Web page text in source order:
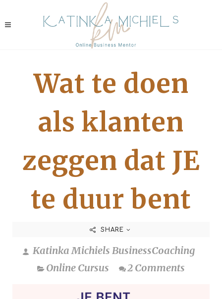
Wat te doen
als klanten
zeggen dat JE
te duur bent
SHARE
Katinka Michiels BusinessCoaching
Online Cursus
2 Comments